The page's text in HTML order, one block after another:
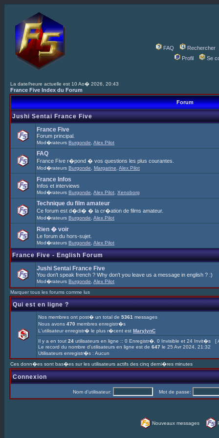
FAQ
Rechercher
Profil
Se
La date/heure actuelle est 10 Ao� 2026, 20:43
France Five Index du Forum
Forum
Jushi Sentai France Five
France Five
Forum principal.
Mod�rateurs Burgonde Alex Pilot
FAQ
France Five r�pond � vos questions les plus courantes.
Mod�rateurs Burgonde Margarine Alex Pilot
France Infos
Infos et interviews
Mod�rateurs Burgonde Alex Pilot Xenoborg
Technique du film amateur
Ce forum est d�di� � la cr�ation de films amateur.
Mod�rateurs Burgonde Alex Pilot
Rien � voir
Le forum du hors-sujet.
Mod�rateurs Burgonde Alex Pilot
France Five - English Forum
Jushi Sentai France Five
You don't speak french ? Why don't you leave us a message in english ? :)
Mod�rateurs Burgonde Alex Pilot
Marquer tous les forums comme lus
Qui est en ligne ?
Nos membres ont post� un total de 5361 messages
Nous avons 470 membres enregistr�s
L'utilisateur enregistr� le plus r�cent est MarylynC
Il y a en tout 24 utilisateurs en ligne :: 0 Enregistr�, 0 Invisible et 24 Invit�s [
Le record du nombre d'utilisateurs en ligne est de 647 le 25 Avr 2024, 21:32
Utilisateurs enregistr�s : Aucun
Ces donn�es sont bas�es sur les utilisateurs actifs des cinq derni�res minutes
Connexion
Nom d'utilisateur: Mot de passe:
Nouveaux messages